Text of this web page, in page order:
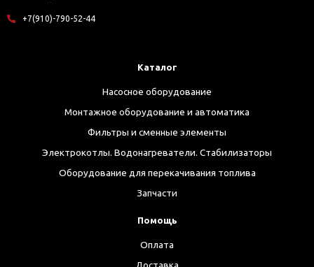
+7(910)-790-52-44
Каталог
Насосное оборудование
Монтажное оборудование и автоматика
Фильтры и сменные элементы
Электрокотлы. Водонагреватели. Стабилизаторы
Оборудование для перекачивания топлива
Запчасти
Помощь
Оплата